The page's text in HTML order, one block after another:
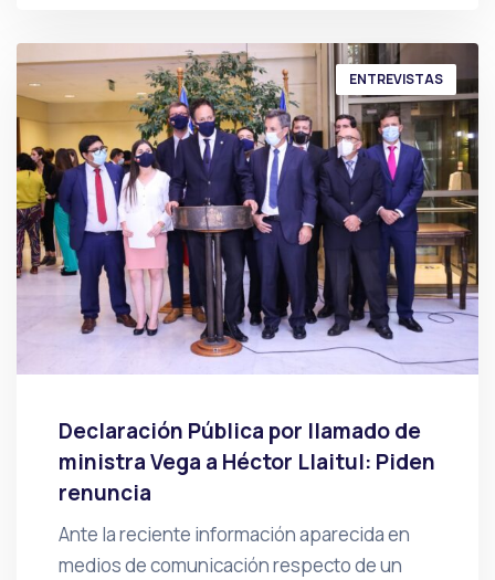
ENTREVISTAS
Declaración Pública por llamado de
ministra Vega a Héctor Llaitul: Piden
renuncia
Ante la reciente información aparecida en
medios de comunicación respecto de un